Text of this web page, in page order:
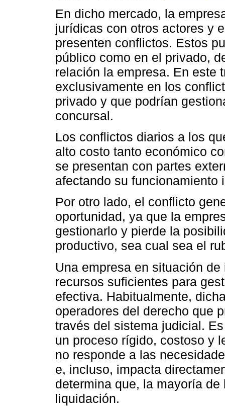
En dicho mercado, la
jurídicas con otros actores y
presenten conflictos. Estos
público como en el privado,
relación la empresa. En este
exclusivamente en los
privado y que podrían
concursal.
Los conflictos diarios a los
alto costo tanto económico
se presentan con partes
afectando su funcionamiento
Por otro lado, el conflicto
oportunidad, ya que la
gestionarlo y pierde la
productivo, sea cual sea el
Una empresa en situación
recursos suficientes para
efectiva. Habitualmente,
operadores del derecho que
través del sistema judicial.
un proceso rígido, costoso y
no responde a las
e, incluso, impacta
determina que, la mayoría
liquidación.